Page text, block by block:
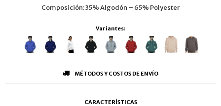
Composición: 35% Algodón – 65% Polyester
Variantes:
MÉTODOS Y COSTOS DE ENVÍO
CARACTERÍSTICAS